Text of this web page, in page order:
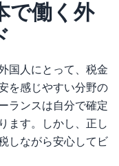
で働く外
国人にとって、税金
を感じやすい分野の
ランスは自分で確定
ます。しかし、正し
しながら安心してビ